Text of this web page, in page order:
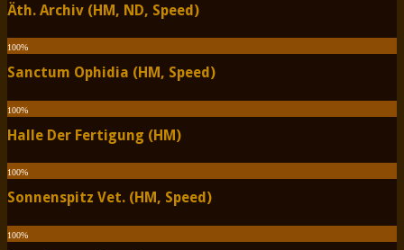
Äth. Archiv (HM, ND, Speed)
100%
Sanctum Ophidia (HM, Speed)
100%
Halle Der Fertigung (HM)
100%
Sonnenspitz Vet. (HM, Speed)
100%